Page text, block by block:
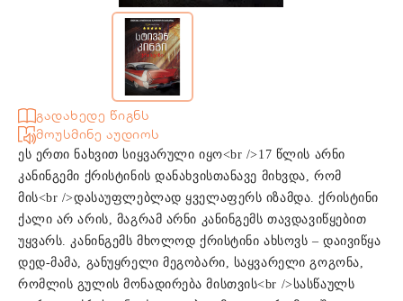
ეს ერთი ნახვით სიყვარული იყო<br />17 წლის არნი
კანინგემი ქრისტინის დანახვისთანავე მიხვდა, რომ
მის<br />დასაუფლებლად ყველაფერს იზამდა. ქრისტინი
ქალი არ არის, მაგრამ არნი კანინგემს თავდავიწყებით
უყვარს. კანინგემს მხოლოდ ქრისტინი ახსოვს – დაივიწყა
დედ-მამა, განუყრელი მეგობარი, საყვარელი გოგონა,
რომლის გულის მონადირება მისთვის<br />სასწაულს
გადახედე წიგნს
მოუსმინე აუდიოს